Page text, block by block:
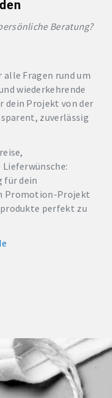
Beratung?
Fragen rund um
wiederkehrende
dein Projekt von der
zuverlässig
für dein
Promotion-Projekt
perfekt zu